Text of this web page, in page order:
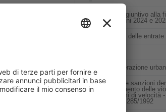
Concorso aggiuntivo alla
pubblica - anni 2024 e
Monitoraggio delle entrate
PNRR rigenerazione
Proventi delle sanzioni
dall'accertamento delle
limiti massimi di velocità
12-bis, d.lgs 285/1992